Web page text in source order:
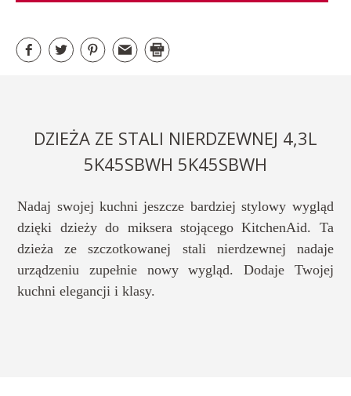
DZIEŻA ZE STALI NIERDZEWNEJ 4,3L
5K45SBWH 5K45SBWH
Nadaj swojej kuchni jeszcze bardziej stylowy wygląd
dzięki dzieży do miksera stojącego KitchenAid. Ta
dzieża ze szczotkowanej stali nierdzewnej nadaje
urządzeniu zupełnie nowy wygląd. Dodaje Twojej
kuchni elegancji i klasy.